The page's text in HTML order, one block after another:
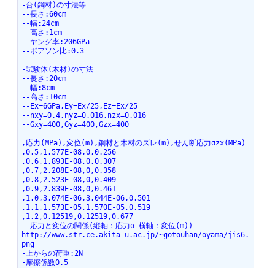
-台(鋼材)の寸法等
--長さ:60cm
--幅:24cm
--高さ:1cm
--ヤング率:206GPa
--ポアソン比:0.3
-試験体(木材)の寸法
--長さ:20cm
--幅:8cm
--高さ:10cm
--Ex=6GPa,Ey=Ex/25,Ez=Ex/25
--nxy=0.4,nyz=0.016,nzx=0.016
--Gxy=400,Gyz=400,Gzx=400
,応力(MPa),変位(m),鋼材と木材のズレ(m),せん断応力σzx(MPa)
,0.5,1.577E-08,0,0.256
,0.6,1.893E-08,0,0.307
,0.7,2.208E-08,0,0.358
,0.8,2.523E-08,0,0.409
,0.9,2.839E-08,0,0.461
,1.0,3.074E-06,3.044E-06,0.501
,1.1,1.573E-05,1.570E-05,0.519
,1.2,0.12519,0.12519,0.677
--応力と変位の関係(縦軸：応力σ 横軸：変位(m))
http://www.str.ce.akita-u.ac.jp/~gotouhan/oyama/jis6.
png
-上からの荷重:2N
-摩擦係数0.5